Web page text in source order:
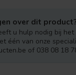
over dit
u hulp nodig bij
één van onze
of 038 08 18